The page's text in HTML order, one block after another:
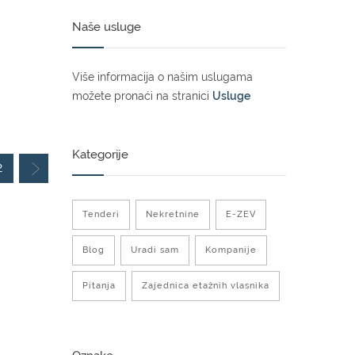
Naše usluge
Više informacija o našim uslugama
možete pronaći na stranici Usluge
Kategorije
Tenderi Nekretnine E-ZEV
Blog Uradi sam Kompanije
Pitanja Zajednica etažnih vlasnika